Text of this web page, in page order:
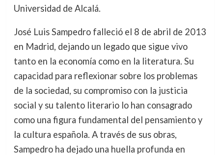
Universidad de Alcalá.
José Luis Sampedro falleció el 8 de abril de 2013
en Madrid, dejando un legado que sigue vivo
tanto en la economía como en la literatura. Su
capacidad para reflexionar sobre los problemas
de la sociedad, su compromiso con la justicia
social y su talento literario lo han consagrado
como una figura fundamental del pensamiento y
la cultura española. A través de sus obras,
Sampedro ha dejado una huella profunda en